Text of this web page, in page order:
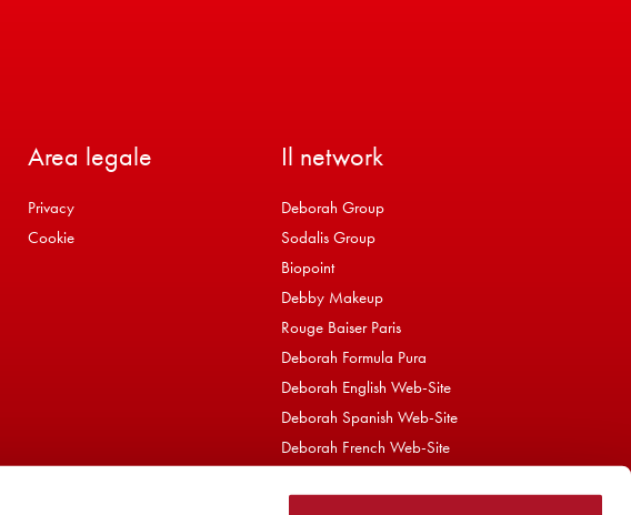
Area legale
Privacy
Cookie
Il network
Deborah Group
Sodalis Group
Biopoint
Debby Makeup
Rouge Baiser Paris
Deborah Formula Pura
Deborah English Web-Site
Deborah Spanish Web-Site
Deborah French Web-Site